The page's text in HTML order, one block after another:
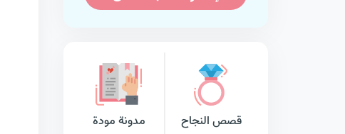
قصص النجاح مدونة مودة